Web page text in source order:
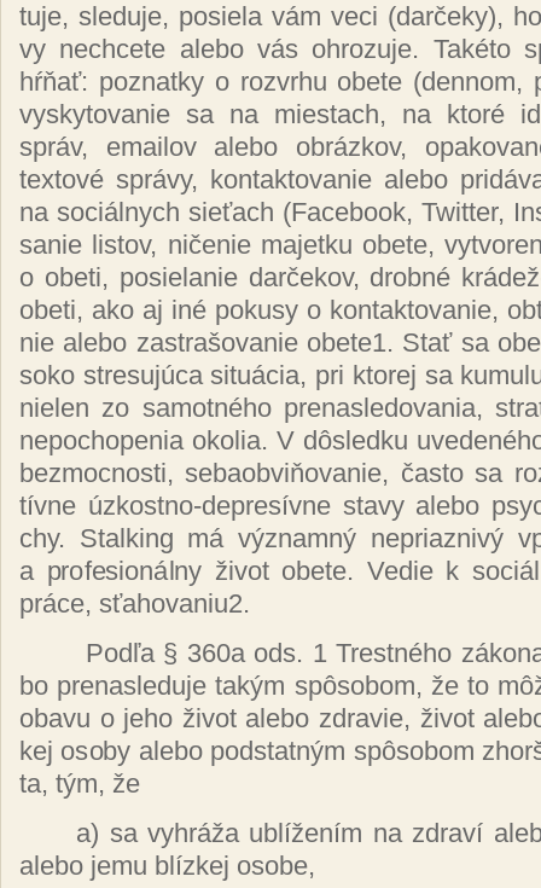
tu­je, sle­du­je, po­sie­la vám ve­ci (dar­če­ky),
vy nech­ce­te ale­bo vás oh­ro­zu­je. Ta­ké­to
hŕňať: poz­nat­ky o rozvr­hu obe­te (den­nom,
vy­sky­to­va­nie sa na mies­tach, na kto­ré
správ, emai­lov ale­bo ob­ráz­kov,
texto­vé sprá­vy, kon­tak­to­va­nie ale­bo
na so­ciál­nych sie­ťach (Fa­ce­book, Twit­ter,
sa­nie lis­tov, ni­če­nie ma­jet­ku obe­te,
o obe­ti, po­sie­la­nie dar­če­kov, drob­né
obe­ti, ako aj iné po­ku­sy o kon­tak­to­va­nie,
nie ale­bo za­stra­šo­va­nie obe­te1. Stať sa
so­ko stre­su­jú­ca si­tuácia, pri kto­rej sa
nie­len zo sa­mot­né­ho pre­nas­le­do­va­nia,
ne­po­cho­pe­nia oko­lia. V dôs­led­ku
bez­moc­nos­ti, se­baob­vi­ňo­va­nie, čas­to sa
tív­ne úz­kos­tno-dep­re­sív­ne sta­vy ale­bo
chy. Stal­king má vý­znam­ný ne­priaz­ni­vý
a pro­fe­sio­nál­ny ži­vot obe­te. Ve­die k
prá­ce, sťa­ho­va­niu2.
Pod­ľa § 360a ods. 1 Tres­tné­ho
bo pre­nas­le­du­je ta­kým spô­so­bom, že to
oba­vu o je­ho ži­vot ale­bo zdra­vie, ži­vot
kej oso­by ale­bo pod­stat­ným spô­so­bom
ta, tým, že
a) sa vy­hrá­ža ub­lí­že­ním na zdra­ví
ale­bo je­mu blíz­kej oso­be,